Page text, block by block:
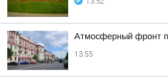
Атмосферный фронт
13:55